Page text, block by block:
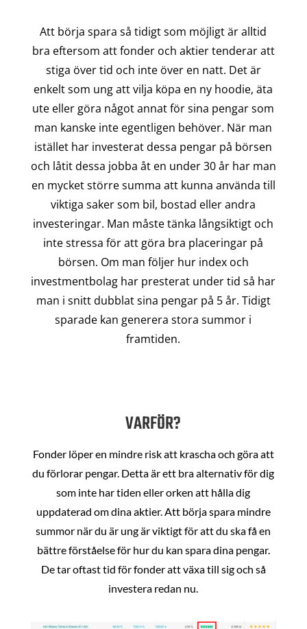
Att börja spara så tidigt som möjligt är alltid
bra eftersom att fonder och aktier tenderar att
stiga över tid och inte över en natt. Det är
enkelt som ung att vilja köpa en ny hoodie, äta
ute eller göra något annat för sina pengar som
man kanske inte egentligen behöver. När man
istället har investerat dessa pengar på börsen
och låtit dessa jobba åt en under 30 år har man
en mycket större summa att kunna använda till
viktiga saker som bil, bostad eller andra
investeringar. Man måste tänka långsiktigt och
inte stressa för att göra bra placeringar på
börsen. Om man följer hur index och
investmentbolag har presterat under tid så har
man i snitt dubblat sina pengar på 5 år. Tidigt
sparade kan generera stora summor i
framtiden.
VARFÖR?
Fonder löper en mindre risk att krascha och göra att
du förlorar pengar. Detta är ett bra alternativ för dig
som inte har tiden eller orken att hålla dig
uppdaterad om dina aktier. Att börja spara mindre
summor när du är ung är viktigt för att du ska få en
bättre förståelse för hur du kan spara dina pengar.
De tar oftast tid för fonder att växa till sig och så
investera redan nu.